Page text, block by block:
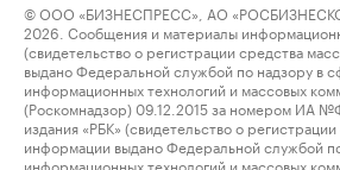
© ООО «БИЗНЕСПРЕСС», АО
2026. Сообщения и материалы
(свидетельство о регистрации средства
выдано Федеральной службой по надзору в
информационных технологий и массовых
(Роскомнадзор) 09.12.2015 за номером ИА
издания «РБК» (свидетельство о
информации выдано Федеральной службой
информационных технологий и массовых